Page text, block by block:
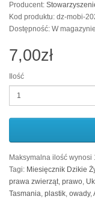
Producent:
Kod produktu: dz-mobi-
Dostępność: W magazynie
7,00zł
Ilość
Maksymalna ilość wynosi
Tagi: Miesięcznik Dzikie
prawa zwierząt, prawo,
Tasmania, plastik, owady,